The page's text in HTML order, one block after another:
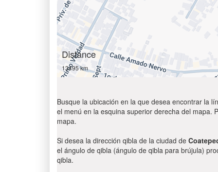
Distance
13495 km
Busque la ubicación en la que desea encontrar la
el menú en la esquina superior derecha del mapa.
mapa.
Si desea la dirección qibla de la ciudad de
el ángulo de qibla (ángulo de qibla para brújula)
qibla.